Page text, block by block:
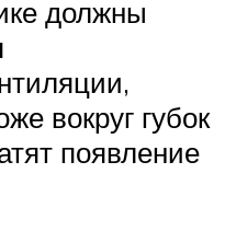
должны
вокруг губок
появление